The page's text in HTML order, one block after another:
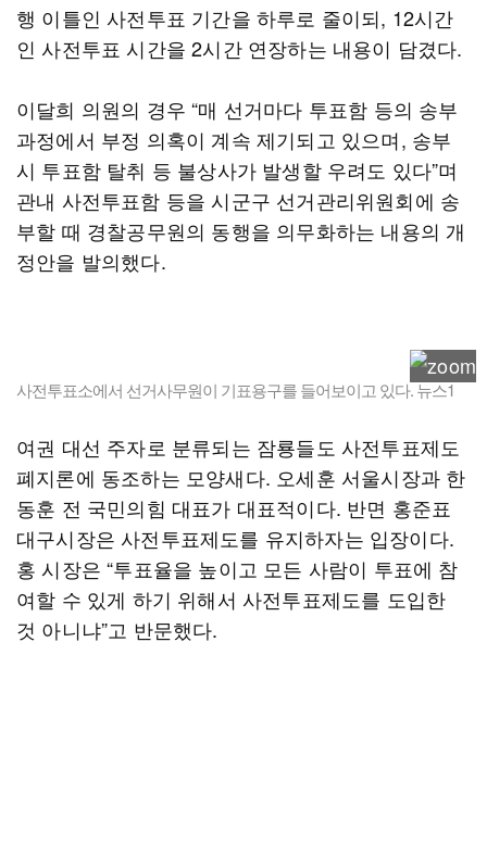
행 이틀인 사전투표 기간을 하루로 줄이되, 12시간
인 사전투표 시간을 2시간 연장하는 내용이 담겼다.
이달희 의원의 경우 “매 선거마다 투표함 등의 송부
과정에서 부정 의혹이 계속 제기되고 있으며, 송부
시 투표함 탈취 등 불상사가 발생할 우려도 있다”며
관내 사전투표함 등을 시군구 선거관리위원회에 송
부할 때 경찰공무원의 동행을 의무화하는 내용의 개
정안을 발의했다.
사전투표소에서 선거사무원이 기표용구를 들어보이고 있다. 뉴스1
여권 대선 주자로 분류되는 잠룡들도 사전투표제도
폐지론에 동조하는 모양새다. 오세훈 서울시장과 한
동훈 전 국민의힘 대표가 대표적이다. 반면 홍준표
대구시장은 사전투표제도를 유지하자는 입장이다.
홍 시장은 “투표율을 높이고 모든 사람이 투표에 참
여할 수 있게 하기 위해서 사전투표제도를 도입한
것 아니냐”고 반문했다.